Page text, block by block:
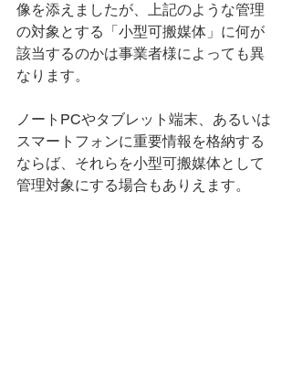
像を添えましたが、上記のような管理
の対象とする「小型可搬媒体」に何が
該当するのかは事業者様によっても異
なります。
ノートPCやタブレット端末、あるいは
スマートフォンに重要情報を格納する
ならば、それらを小型可搬媒体として
管理対象にする場合もありえます。